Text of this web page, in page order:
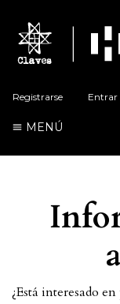
Registrarse Entrar
MENÚ
¿Está interesado